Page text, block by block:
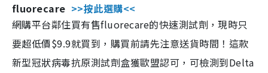
fluorecare >>按此選購<<
網購平台鄰住買有售fluorecare的快速測試劑，現時只
要超低價$9.9就買到，購買前請先注意送貨時間！這款
新型冠狀病毒抗原測試劑盒獲歐盟認可，可檢測到Delta